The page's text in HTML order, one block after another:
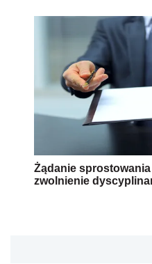
Żądanie
zwolnienie